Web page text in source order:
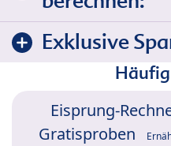
Exklusive
Eisprung-
Gratisproben